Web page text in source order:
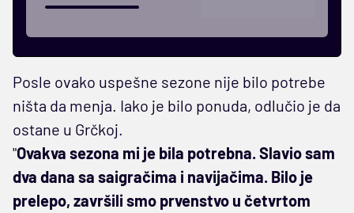
Posle ovako uspešne sezone nije bilo potrebe
ništa da menja. Iako je bilo ponuda, odlučio je da
ostane u Grčkoj.
"Ovakva sezona mi je bila potrebna. Slavio sam
dva dana sa saigračima i navijačima. Bilo je
prelepo, završili smo prvenstvo u četvrtom